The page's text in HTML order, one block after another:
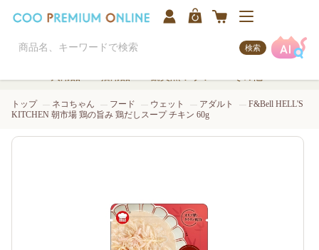
検索
トップ ネコちゃん フード ウェット アダルト
F&Bell HELL'S
KITCHEN 朝市場 鶏の旨み 鶏だしスープ チキン 60g